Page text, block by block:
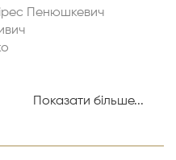
Пенюшкевич
Показати більше...